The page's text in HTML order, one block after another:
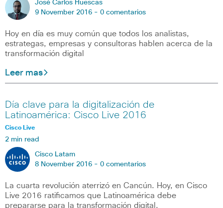
José Carlos Huescas
9 November 2016 - 0 comentarios
Hoy en día es muy común que todos los analistas,
estrategas, empresas y consultoras hablen acerca de la
transformación digital
Leer mas
Día clave para la digitalización de
Latinoamérica: Cisco Live 2016
Cisco Live
2 min read
Cisco Latam
8 November 2016 - 0 comentarios
La cuarta revolución aterrizó en Cancún. Hoy, en Cisco
Live 2016 ratificamos que Latinoamérica debe
prepararse para la transformación digital.